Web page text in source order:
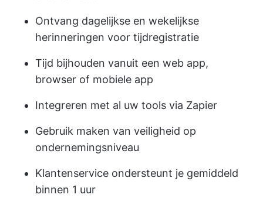
Ontvang dagelijkse en wekelijkse
herinneringen voor tijdregistratie
Tijd bijhouden vanuit een web app,
browser of mobiele app
Integreren met al uw tools via Zapier
Gebruik maken van veiligheid op
ondernemingsniveau
Klantenservice ondersteunt je gemiddeld
binnen 1 uur